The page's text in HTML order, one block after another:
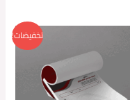
تخفيضات! السعر
هو:
السعر
الحالي
هو:
900 EGP.